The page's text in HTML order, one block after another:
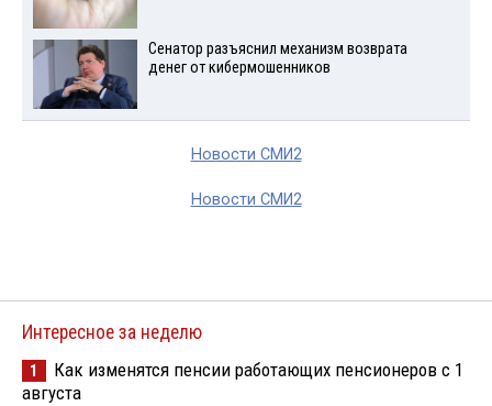
Сенатор разъяснил механизм возврата
денег от кибермошенников
Новости СМИ2
Новости СМИ2
Интересное за неделю
1
Как изменятся пенсии работающих пенсионеров с 1
августа